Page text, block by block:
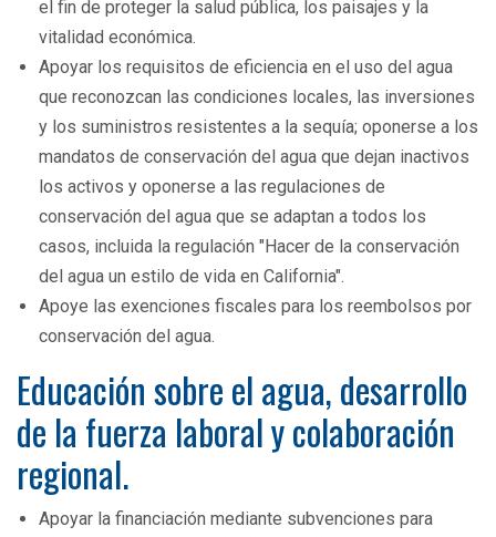
el fin de proteger la salud pública, los paisajes y la
vitalidad económica.
Apoyar los requisitos de eficiencia en el uso del agua
que reconozcan las condiciones locales, las inversiones
y los suministros resistentes a la sequía; oponerse a los
mandatos de conservación del agua que dejan inactivos
los activos y oponerse a las regulaciones de
conservación del agua que se adaptan a todos los
casos, incluida la regulación "Hacer de la conservación
del agua un estilo de vida en California".
Apoye las exenciones fiscales para los reembolsos por
conservación del agua.
Educación sobre el agua, desarrollo
de la fuerza laboral y colaboración
regional.
Apoyar la financiación mediante subvenciones para